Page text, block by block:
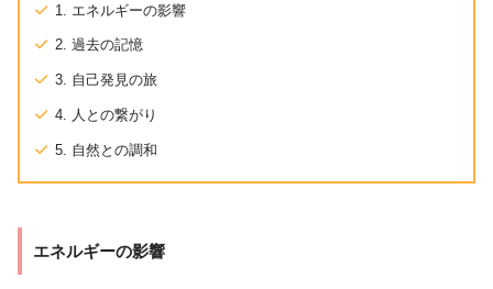
1. エネルギーの影響
2. 過去の記憶
3. 自己発見の旅
4. 人との繋がり
5. 自然との調和
エネルギーの影響